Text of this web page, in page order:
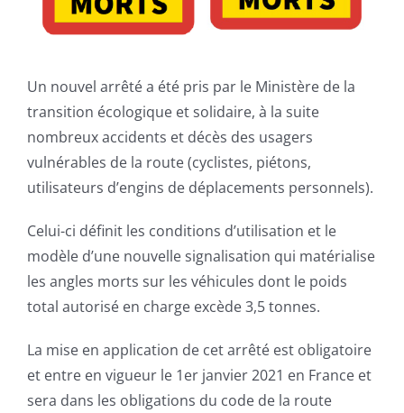
Un nouvel arrêté a été pris par le Ministère de la
transition écologique et solidaire, à la suite
nombreux accidents et décès des usagers
vulnérables de la route (cyclistes, piétons,
utilisateurs d’engins de déplacements personnels).
Celui-ci définit les conditions d’utilisation et le
modèle d’une nouvelle signalisation qui matérialise
les angles morts sur les véhicules dont le poids
total autorisé en charge excède 3,5 tonnes.
La mise en application de cet arrêté est obligatoire
et entre en vigueur le 1er janvier 2021 en France et
sera dans les obligations du code de la route